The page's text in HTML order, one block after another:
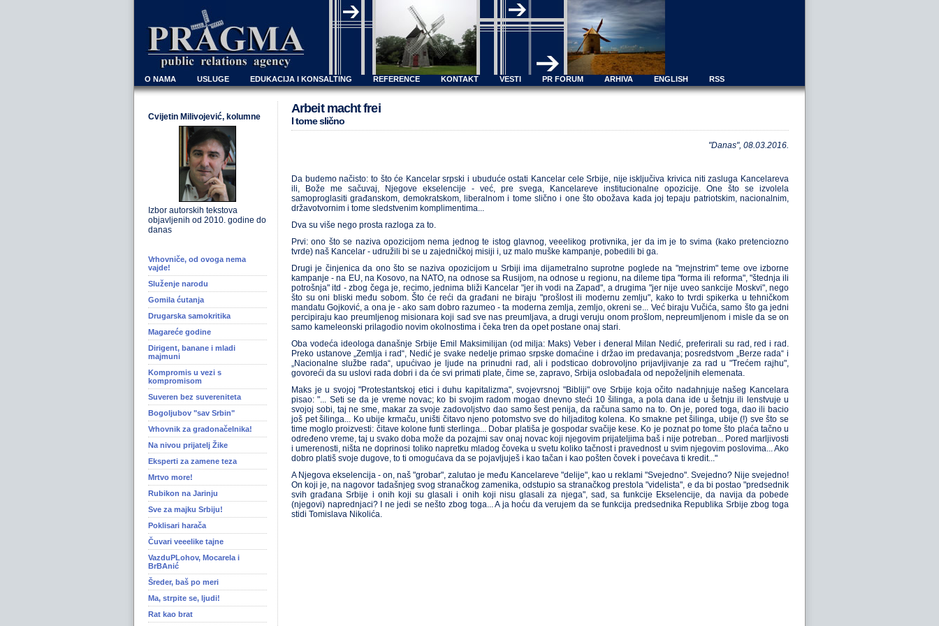
O NAMA USLUGE EDUKACIJA I KONSALTING REFERENCE KONTAKT VESTI PR FORUM ARHIVA ENGLISH RSS
Cvijetin Milivojević, kolumne
Izbor autorskih tekstova
objavljenih od 2010. godine do
danas
Vrhovniče, od ovoga nema
vajde!
Služenje narodu
Gomila ćutanja
Drugarska samokritika
Magareće godine
Dirigent, banane i mladi
majmuni
Kompromis u vezi s
kompromisom
Suveren bez suvereniteta
Bogoljubov "sav Srbin"
Vrhovnik za gradonačelnika!
Na nivou prijatelj Žike
Eksperti za zamene teza
Mrtvo more!
Rubikon na Jarinju
Sve za majku Srbiju!
Poklisari harača
Čuvari veeelike tajne
VazduPLohov, Mocarela i
BrBAnić
Šreder, baš po meri
Ma, strpite se, ljudi!
Rat kao brat
Arbeit macht frei
I tome slično
"Danas", 08.03.2016.
Da budemo načisto: to što će Kancelar srpski i ubuduće ostati Kancelar cele Srbije, nije isključiva krivica niti zasluga Kancelareva
ili, Bože me sačuvaj, Njegove ekselencije - već, pre svega, Kancelareve institucionalne opozicije. One što se izvolela
samoproglasiti građanskom, demokratskom, liberalnom i tome slično i one što obožava kada joj tepaju patriotskim, nacionalnim,
državotvornim i tome sledstvenim komplimentima...
Dva su više nego prosta razloga za to.
Prvi: ono što se naziva opozicijom nema jednog te istog glavnog, veeelikog protivnika, jer da im je to svima (kako pretenciozno
tvrde) naš Kancelar - udružili bi se u zajedničkoj misiji i, uz malo muške kampanje, pobedili bi ga.
Drugi je činjenica da ono što se naziva opozicijom u Srbiji ima dijametralno suprotne poglede na "mejnstrim" teme ove izborne
kampanje - na EU, na Kosovo, na NATO, na odnose sa Rusijom, na odnose u regionu, na dileme tipa "forma ili reforma", "štednja ili
potrošnja" itd - zbog čega je, recimo, jednima bliži Kancelar "jer ih vodi na Zapad", a drugima "jer nije uveo sankcije Moskvi", nego
što su oni bliski među sobom. Što će reći da građani ne biraju "prošlost ili modernu zemlju", kako to tvrdi spikerka u tehničkom
mandatu Gojković, a ona je - ako sam dobro razumeo - ta moderna zemlja, zemljo, okreni se... Već biraju Vučića, samo što ga jedni
percipiraju kao preumljenog misionara koji sad sve nas preumljava, a drugi veruju onom prošlom, nepreumljenom i misle da se on
samo kameleonski prilagodio novim okolnostima i čeka tren da opet postane onaj stari.
Oba vodeća ideologa današnje Srbije Emil Maksimilijan (od milja: Maks) Veber i đeneral Milan Nedić, preferirali su rad, red i rad.
Preko ustanove „Zemlja i rad“, Nedić je svake nedelje primao srpske domaćine i držao im predavanja; posredstvom „Berze rada“ i
„Nacionalne službe rada“, upućivao je ljude na prinudni rad, ali i podsticao dobrovoljno prijavljivanje za rad u "Trećem rajhu",
govoreći da su uslovi rada dobri i da će svi primati plate, čime se, zapravo, Srbija oslobađala od nepoželjnih elemenata.
Maks je u svojoj "Protestantskoj etici i duhu kapitalizma", svojevrsnoj "Bibliji" ove Srbije koja očito nadahnjuje našeg Kancelara
pisao: "... Seti se da je vreme novac; ko bi svojim radom mogao dnevno steći 10 šilinga, a pola dana ide u šetnju ili lenstvuje u
svojoj sobi, taj ne sme, makar za svoje zadovoljstvo dao samo šest penija, da računa samo na to. On je, pored toga, dao ili bacio
još pet šilinga... Ko ubije krmaču, uništi čitavo njeno potomstvo sve do hiljaditog kolena. Ko smakne pet šilinga, ubije (!) sve što se
time moglo proizvesti: čitave kolone funti sterlinga... Dobar platiša je gospodar svačije kese. Ko je poznat po tome što plaća tačno u
određeno vreme, taj u svako doba može da pozajmi sav onaj novac koji njegovim prijateljima baš i nije potreban... Pored marljivosti
i umerenosti, ništa ne doprinosi toliko napretku mladog čoveka u svetu koliko tačnost i pravednost u svim njegovim poslovima... Ako
dobro platiš svoje dugove, to ti omogućava da se pojavljuješ i kao tačan i kao pošten čovek i povećava ti kredit..."
A Njegova ekselencija - on, naš "grobar", zalutao je među Kancelareve "delije", kao u reklami "Svejedno". Svejedno? Nije svejedno!
On koji je, na nagovor tadašnjeg svog stranačkog zamenika, odstupio sa stranačkog prestola "videlista", e da bi postao "predsednik
svih građana Srbije i onih koji su glasali i onih koji nisu glasali za njega", sad, sa funkcije Ekselencije, da navija da pobede
(njegovi) naprednjaci? I ne jedi se nešto zbog toga... A ja hoću da verujem da se funkcija predsednika Republika Srbije zbog toga
stidi Tomislava Nikolića.